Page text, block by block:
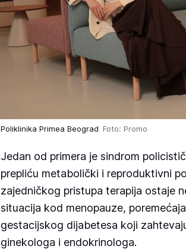
Poliklinika Primea Beograd Foto: Promo
Jedan od primera je sindrom
prepliću metabolički i reproduktivni
zajedničkog pristupa terapija ostaje
situacija kod menopauze,
gestacijskog dijabetesa koji
ginekologa i endokrinologa.